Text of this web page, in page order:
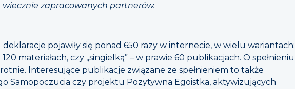
zapracowanych partnerów.
deklaracje pojawiły się ponad 650 razy w internecie, w wielu wariantach:
materiałach, czy „singielką” – w prawie 60 publikacjach. O spełnieniu
Interesujące publikacje związane ze spełnieniem to także
Samopoczucia czy projektu Pozytywna Egoistka, aktywizujących